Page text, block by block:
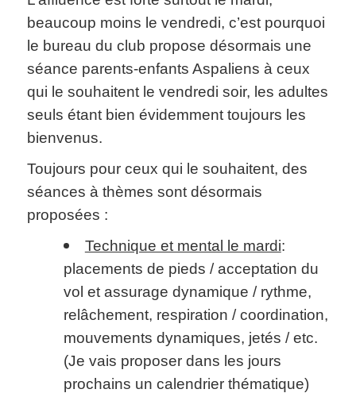
beaucoup moins le vendredi, c’est pourquoi
le bureau du club propose désormais une
séance parents-enfants Aspaliens à ceux
qui le souhaitent le vendredi soir, les adultes
seuls étant bien évidemment toujours les
bienvenus.
Toujours pour ceux qui le souhaitent, des
séances à thèmes sont désormais
proposées :
Technique et mental le mardi:
placements de pieds / acceptation du
vol et assurage dynamique / rythme,
relâchement, respiration / coordination,
mouvements dynamiques, jetés / etc.
(Je vais proposer dans les jours
prochains un calendrier thématique)